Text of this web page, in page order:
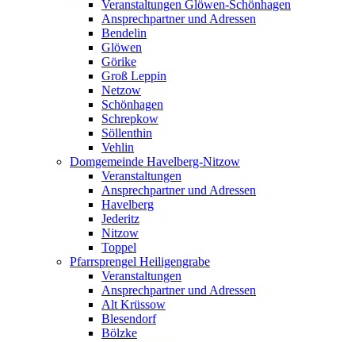
Veranstaltungen Glöwen-Schönhagen
Ansprechpartner und Adressen
Bendelin
Glöwen
Görike
Groß Leppin
Netzow
Schönhagen
Schrepkow
Söllenthin
Vehlin
Domgemeinde Havelberg-Nitzow
Veranstaltungen
Ansprechpartner und Adressen
Havelberg
Jederitz
Nitzow
Toppel
Pfarrsprengel Heiligengrabe
Veranstaltungen
Ansprechpartner und Adressen
Alt Krüssow
Blesendorf
Bölzke